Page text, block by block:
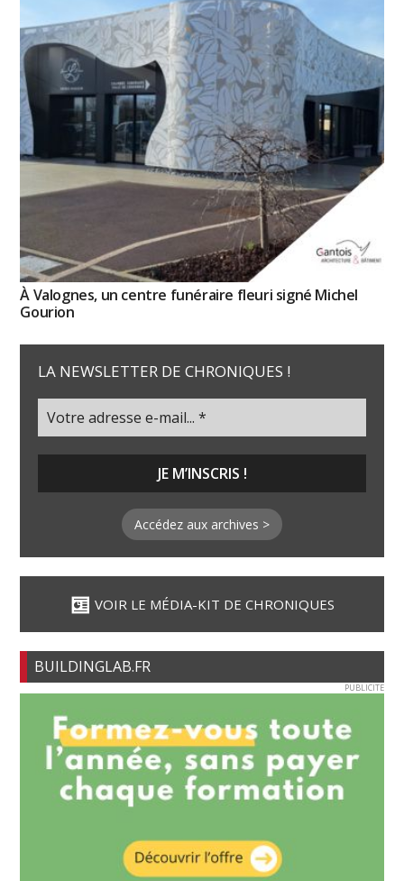
À Valognes, un centre funéraire fleuri signé Michel
Gourion
LA NEWSLETTER DE CHRONIQUES !
Accédez aux archives >
VOIR LE MÉDIA-KIT DE CHRONIQUES
BUILDINGLAB.FR
PUBLICITE